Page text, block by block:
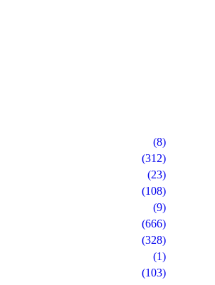
(8)
(312)
(23)
(108)
(9)
(666)
(328)
(1)
(103)